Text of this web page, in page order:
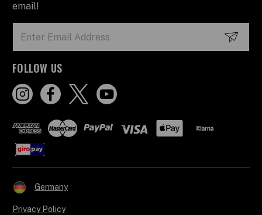
email!
Address
FOLLOW US
Germany
Privacy Policy